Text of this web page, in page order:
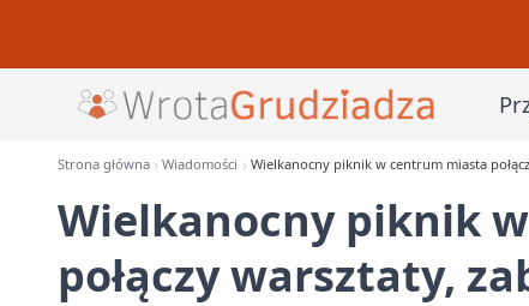
Strona główna Wiadomości Wielkanocny piknik w centrum miasta
Wielkanocny piknik
połączy warsztaty,